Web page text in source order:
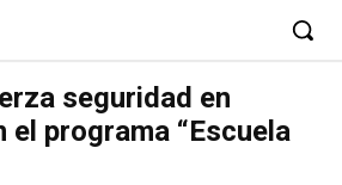
seguridad en
el programa “Escuela